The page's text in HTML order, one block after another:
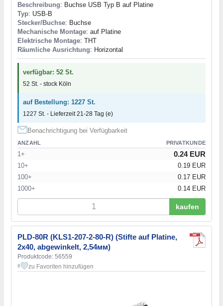
Beschreibung: Buchse USB Typ B auf Platine
Typ: USB-B
Stecker/Buchse: Buchse
Mechanische Montage: auf Platine
Elektrische Montage: THT
Räumliche Ausrichtung: Horizontal
verfügbar: 52 St.
52 St. - stock Köln
auf Bestellung: 1227 St.
1227 St. - Lieferzeit 21-28 Tag (e)
Benachrichtigung bei Verfügbarkeit
ANZAHL PRIVATKUNDE
1+ 0.24 EUR
10+
0.19 EUR
100+
0.17 EUR
1000+
0.14 EUR
kaufen
PLD-80R (KLS1-207-2-80-R) (Stifte auf Platine,
2х40, abgewinkelt, 2,54мм)
Produktcode: 56559
6 zu Favoriten hinzufügen